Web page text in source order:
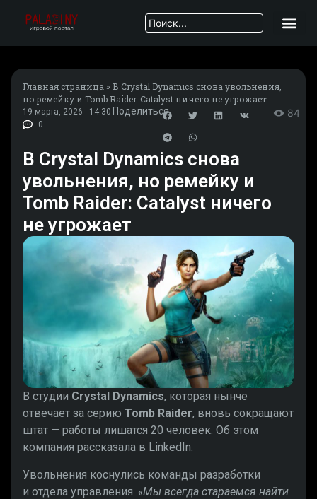
Главная страница » В Crystal Dynamics снова увольнения,
но ремейку и Tomb Raider: Catalyst ничего не угрожает
19 марта, 2026
14:30
0
Поделиться 84
В Crystal Dynamics снова
увольнения, но ремейку и
Tomb Raider: Catalyst ничего
не угрожает
В студии Crystal Dynamics, которая нынче
отвечает за серию Tomb Raider, вновь сокращают
штат — работы лишатся 20 человек. Об этом
компания рассказала в LinkedIn.
Увольнения коснулись команды разработки
и отдела управления. «Мы всегда стараемся найти